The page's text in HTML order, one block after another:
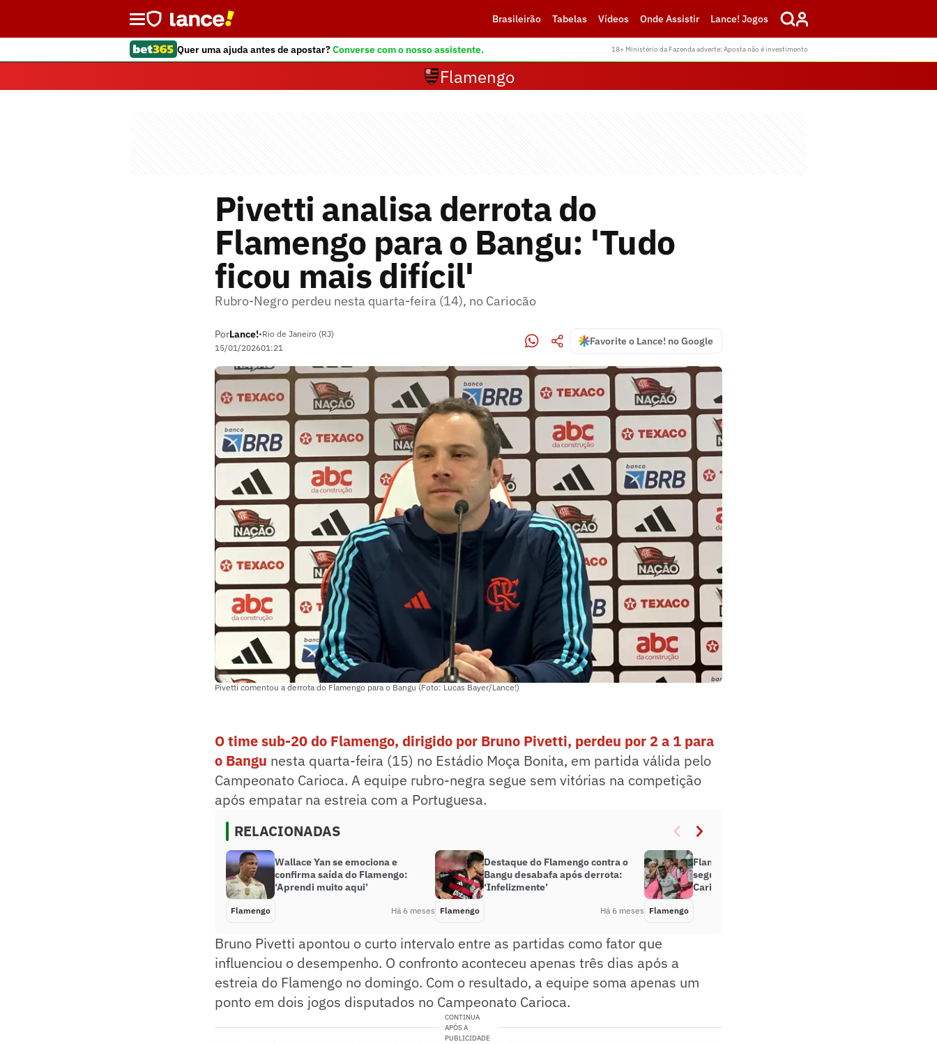
Brasileirão Tabelas Vídeos Onde Assistir Lance! Jogos
Quer uma ajuda antes de apostar?Converse com o nosso assistente. 18+ Ministério da Fazenda adverte: Aposta não é investimento
Flamengo
Pivetti analisa derrota do
Flamengo para o Bangu: 'Tudo
ficou mais difícil'
Rubro-Negro perdeu nesta quarta-feira (14), no Cariocão
PorLance!•Rio de Janeiro (RJ)
15/01/202601:21
Favorite o Lance! no Google
Pivetti comentou a derrota do Flamengo para o Bangu (Foto: Lucas Bayer/Lance!)
O time sub-20 do Flamengo, dirigido por Bruno Pivetti, perdeu por 2 a 1 para
o Bangu nesta quarta-feira (15) no Estádio Moça Bonita, em partida válida pelo
Campeonato Carioca. A equipe rubro-negra segue sem vitórias na competição
após empatar na estreia com a Portuguesa.
RELACIONADAS
Wallace Yan se emociona e
confirma saída do Flamengo:
‘Aprendi muito aqui’
Flamengo Há 6 meses
Destaque do Flamengo contra o
Bangu desabafa após derrota:
‘Infelizmente’
Flamengo Há 6 meses
Flamengo perde para o Bangu em
segundo jogo com sub-20 no
Carioca
Flamengo
Bruno Pivetti apontou o curto intervalo entre as partidas como fator que
influenciou o desempenho. O confronto aconteceu apenas três dias após a
estreia do Flamengo no domingo. Com o resultado, a equipe soma apenas um
ponto em dois jogos disputados no Campeonato Carioca.
CONTINUA
APÓS A
PUBLICIDADE